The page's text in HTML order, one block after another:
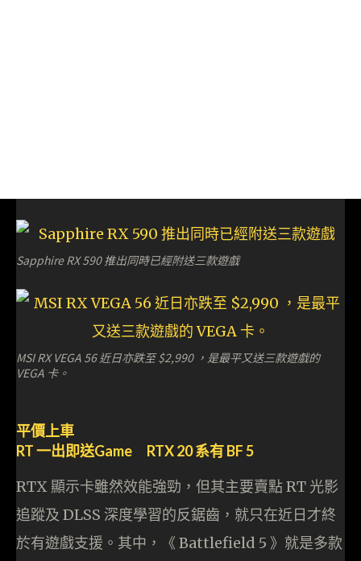
Sapphire RX 590 推出同時已經附送三款遊戲
MSI RX VEGA 56 近日亦跌至 $2,990 ，是最平又送三款遊戲的
VEGA 卡。
平價上車
RT 一出即送Game RTX 20 系有 BF 5
RTX 顯示卡雖然效能強勁，但其主要賣點 RT 光影
追蹤及 DLSS 深度學習的反鋸齒，就只在近日才終
於有遊戲支援。其中，《 Battlefield 5 》就是多款